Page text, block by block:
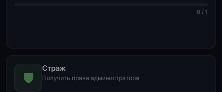
0 / 1
Страж
Получить права администратора